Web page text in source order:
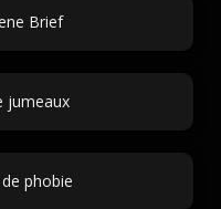
Brief
jumeaux
phobie